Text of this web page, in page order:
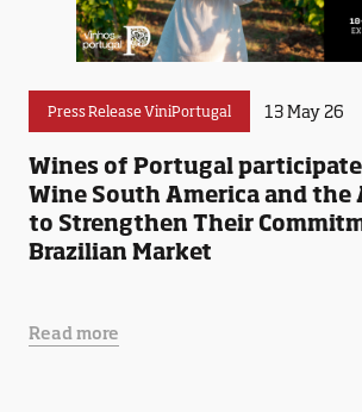
Press Release ViniPortugal 13 May 26
Wines of Portugal
Wine South America and the
to Strengthen Their
Brazilian Market
Read more